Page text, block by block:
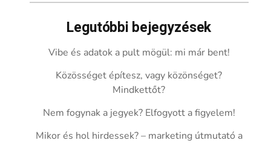
Legutóbbi bejegyzések
Vibe és adatok a pult mögül: mi már bent!
Közösséget építesz, vagy közönséget?
Mindkettőt?
Nem fogynak a jegyek? Elfogyott a figyelem!
Mikor és hol hirdessek? – marketing útmutató a